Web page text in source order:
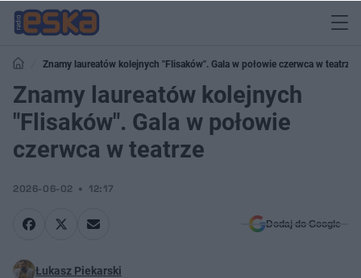
Znamy laureatów kolejnych "Flisaków". Gala w połowie czerwca w teatrze
Znamy laureatów kolejnych
"Flisaków". Gala w połowie
czerwca w teatrze
2026-06-02 12:17
Dodaj do Google
Łukasz Piekarski